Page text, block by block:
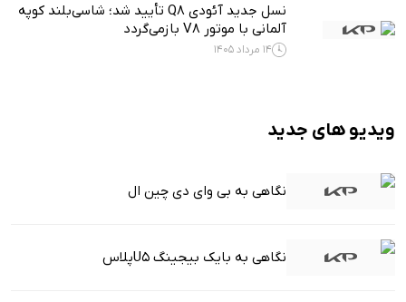
نسل جدید آئودی Q8 تأیید شد؛ شاسی‌بلند کوپه
آلمانی با موتور V8 بازمی‌گردد
14 مرداد 1405
ویدیو های جدید
نگاهی به بی وای دی چین ال
نگاهی به بایک بیجینگ U5پلاس